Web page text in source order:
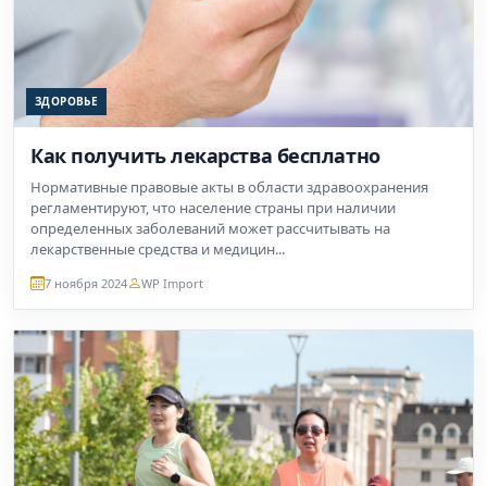
ЗДОРОВЬЕ
Как получить лекарства бесплатно
Нормативные правовые акты в области здравоохранения
регламентируют, что население страны при наличии
определенных заболеваний может рассчитывать на
лекарственные средства и медицин...
7 ноября 2024 WP Import